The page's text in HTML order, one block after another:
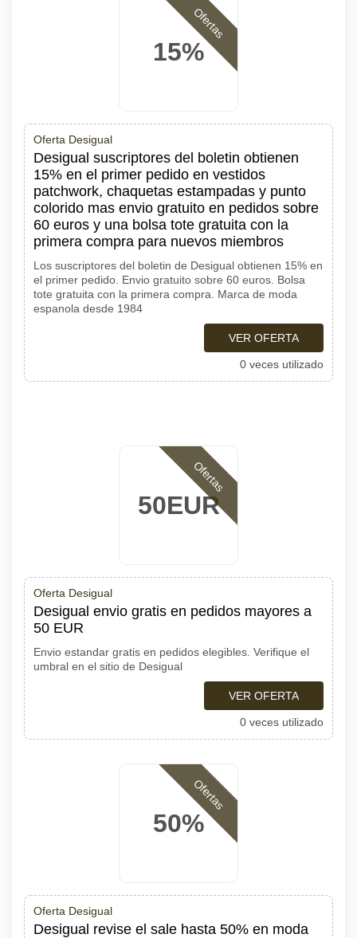
15%
Ofertas
Oferta Desigual
Desigual suscriptores del boletin obtienen
15% en el primer pedido en vestidos
patchwork, chaquetas estampadas y punto
colorido mas envio gratuito en pedidos sobre
60 euros y una bolsa tote gratuita con la
primera compra para nuevos miembros
Los suscriptores del boletin de Desigual obtienen 15% en
el primer pedido. Envio gratuito sobre 60 euros. Bolsa
tote gratuita con la primera compra. Marca de moda
espanola desde 1984
VER OFERTA
0 veces utilizado
50EUR
Ofertas
Oferta Desigual
Desigual envio gratis en pedidos mayores a
50 EUR
Envio estandar gratis en pedidos elegibles. Verifique el
umbral en el sitio de Desigual
VER OFERTA
0 veces utilizado
50%
Ofertas
Oferta Desigual
Desigual revise el sale hasta 50% en moda